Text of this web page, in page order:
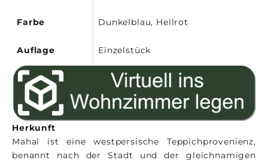
Farbe Dunkelblau, Hellrot
Auflage Einzelstück
Herkunft
Mahal ist eine westpersische Teppichprovenienz,
benannt nach der Stadt und der gleichnamigen